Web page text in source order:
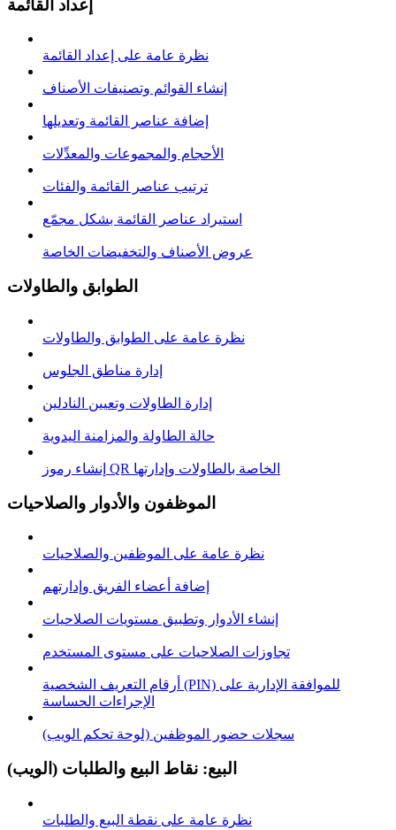
إعداد القائمة
نظرة عامة على إعداد القائمة
إنشاء القوائم وتصنيفات الأصناف
إضافة عناصر القائمة وتعديلها
الأحجام والمجموعات والمعدِّلات
ترتيب عناصر القائمة والفئات
استيراد عناصر القائمة بشكل مجمّع
عروض الأصناف والتخفيضات الخاصة
الطوابق والطاولات
نظرة عامة على الطوابق والطاولات
إدارة مناطق الجلوس
إدارة الطاولات وتعيين النادلين
حالة الطاولة والمزامنة اليدوية
إنشاء رموز QR الخاصة بالطاولات وإدارتها
الموظفون والأدوار والصلاحيات
نظرة عامة على الموظفين والصلاحيات
إضافة أعضاء الفريق وإدارتهم
إنشاء الأدوار وتطبيق مستويات الصلاحيات
تجاوزات الصلاحيات على مستوى المستخدم
أرقام التعريف الشخصية (PIN) للموافقة الإدارية على
الإجراءات الحساسة
سجلات حضور الموظفين (لوحة تحكم الويب)
البيع: نقاط البيع والطلبات (الويب)
نظرة عامة على نقطة البيع والطلبات